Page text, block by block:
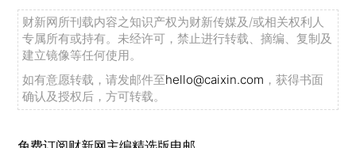
财新网所刊载内容之知识产权为财新传媒及/或相关权利人
专属所有或持有。未经许可，禁止进行转载、摘编、复制及
建立镜像等任何使用。
如有意愿转载，请发邮件至hello@caixin.com ，获得书面
确认及授权后，方可转载。